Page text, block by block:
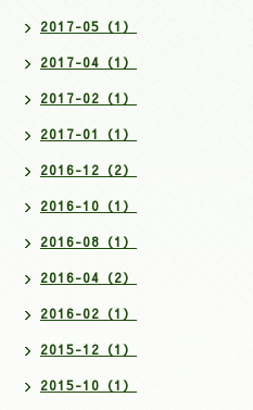
2017-05（1）
2017-04（1）
2017-02（1）
2017-01（1）
2016-12（2）
2016-10（1）
2016-08（1）
2016-04（2）
2016-02（1）
2015-12（1）
2015-10（1）